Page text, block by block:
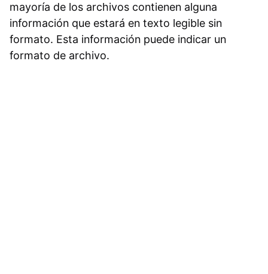
mayoría de los archivos contienen alguna
información que estará en texto legible sin
formato. Esta información puede indicar un
formato de archivo.